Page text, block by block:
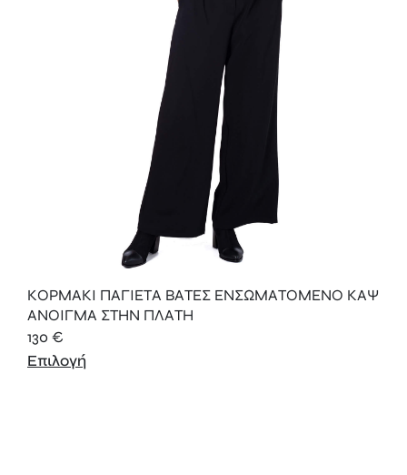
ΚΟΡΜΑΚΙ ΠΑΓΙΕΤA ΒΑΤΕΣ ΕΝΣΩΜΑΤΟΜΕΝΟ ΚΑΨ
ΑΝΟΙΓΜΑ ΣΤΗΝ ΠΛΑΤΗ
130 €
Επιλογή